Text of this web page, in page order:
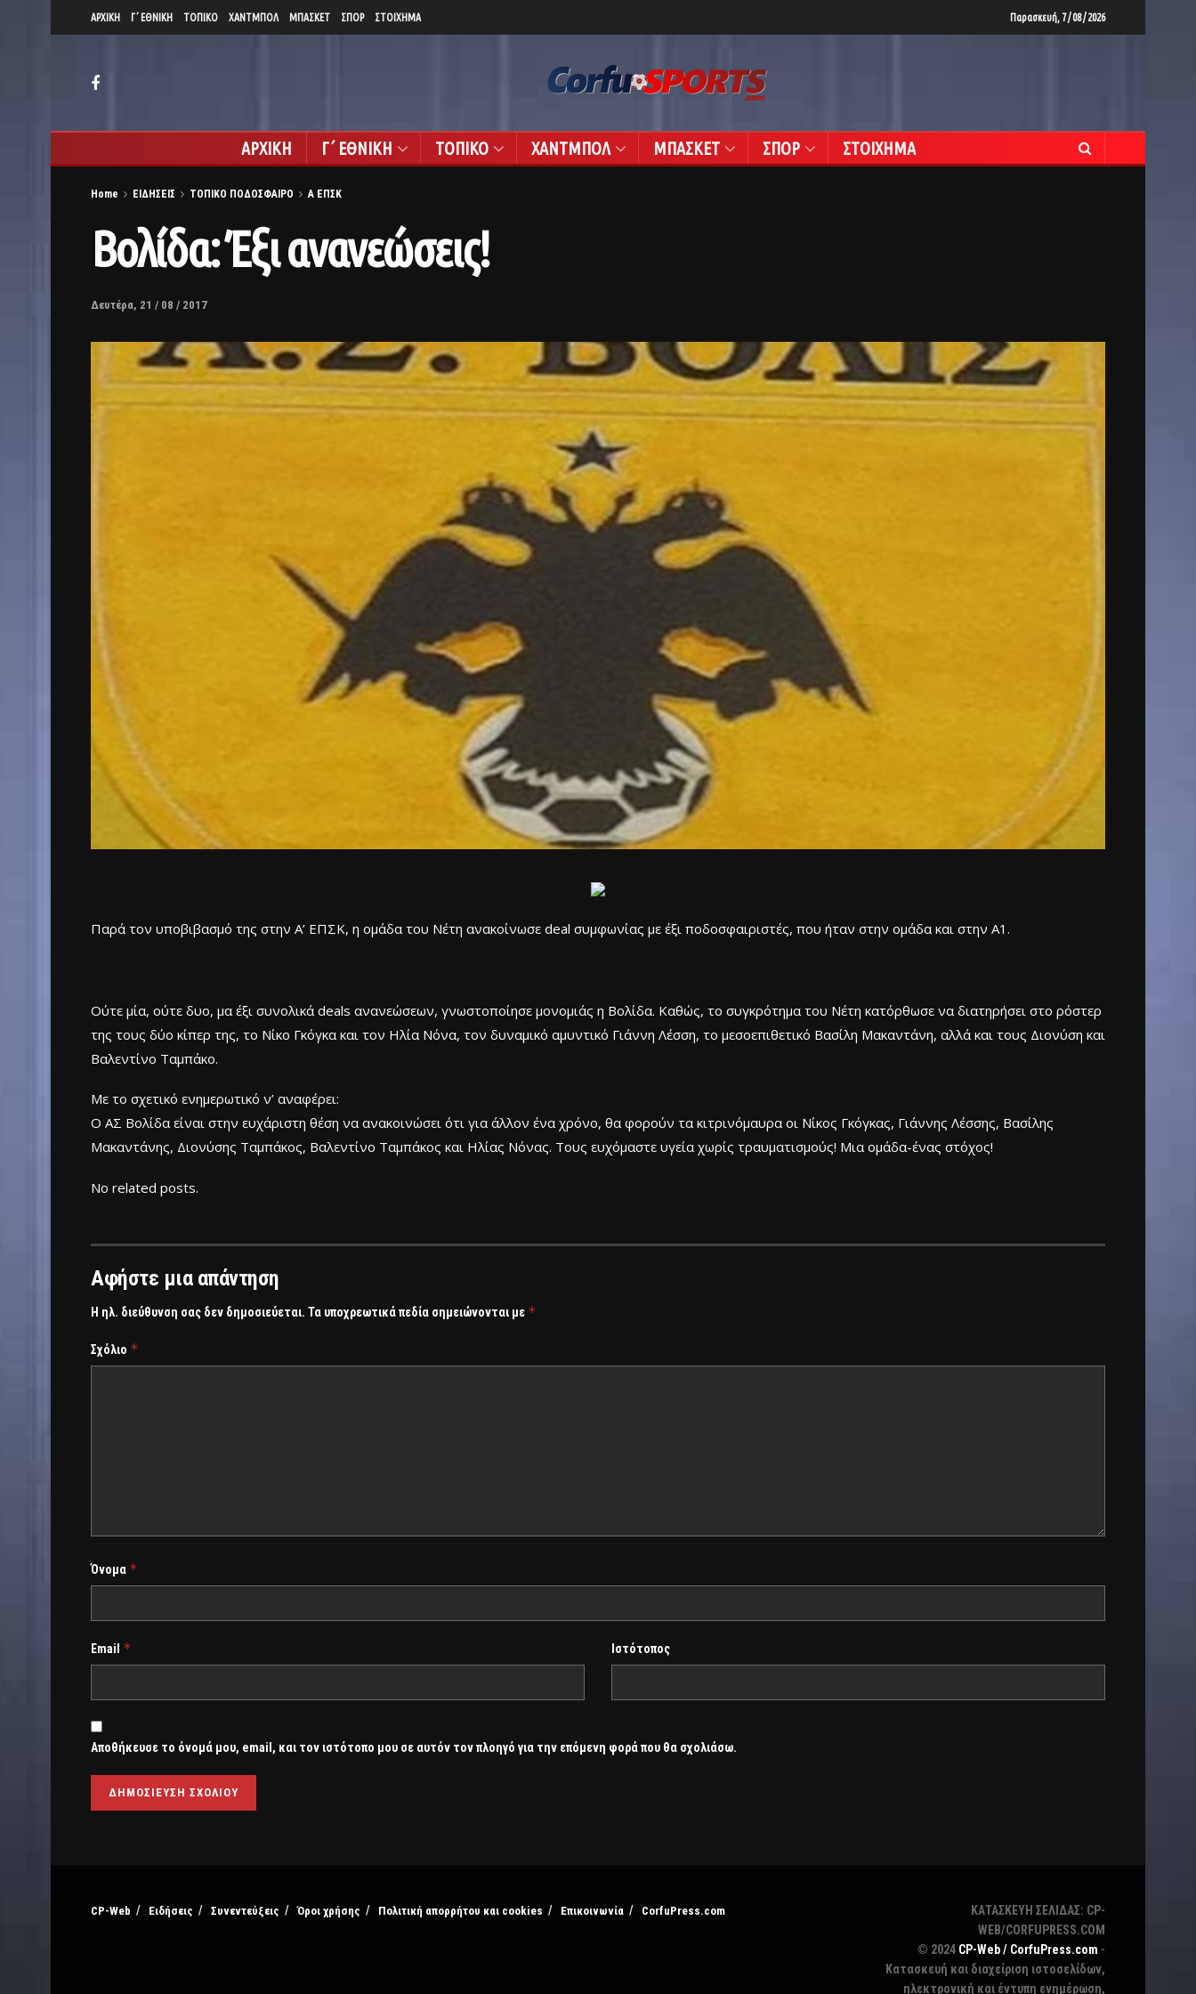
ΑΡΧΙΚΗ Γ΄ ΕΘΝΙΚΗ ΤΟΠΙΚΟ ΧΑΝΤΜΠΟΛ ΜΠΑΣΚΕΤ ΣΠΟΡ ΣΤΟΙΧΗΜΑ Παρασκευή, 7 / 08 / 2026
ΑΡΧΙΚΗ Γ΄ ΕΘΝΙΚΗ ΤΟΠΙΚΟ ΧΑΝΤΜΠΟΛ ΜΠΑΣΚΕΤ ΣΠΟΡ ΣΤΟΙΧΗΜΑ
Home ΕΙΔΗΣΕΙΣ ΤΟΠΙΚΟ ΠΟΔΟΣΦΑΙΡΟ Α ΕΠΣΚ
Βολίδα: Έξι ανανεώσεις!
Δευτέρα, 21 / 08 / 2017
Παρά τον υποβιβασμό της στην Α’ ΕΠΣΚ, η ομάδα του Νέτη ανακοίνωσε deal συμφωνίας με έξι ποδοσφαιριστές, που ήταν στην ομάδα και στην Α1.
Ούτε μία, ούτε δυο, μα έξι συνολικά deals ανανεώσεων, γνωστοποίησε μονομιάς η Βολίδα. Καθώς, το συγκρότημα του Νέτη κατόρθωσε να διατηρήσει στο ρόστερ
της τους δύο κίπερ της, το Νίκο Γκόγκα και τον Ηλία Νόνα, τον δυναμικό αμυντικό Γιάννη Λέσση, το μεσοεπιθετικό Βασίλη Μακαντάνη, αλλά και τους Διονύση και
Βαλεντίνο Ταμπάκο.
Με το σχετικό ενημερωτικό ν’ αναφέρει:
Ο ΑΣ Βολίδα είναι στην ευχάριστη θέση να ανακοινώσει ότι για άλλον ένα χρόνο, θα φορούν τα κιτρινόμαυρα οι Νίκος Γκόγκας, Γιάννης Λέσσης, Βασίλης
Μακαντάνης, Διονύσης Ταμπάκος, Βαλεντίνο Ταμπάκος και Ηλίας Νόνας. Τους ευχόμαστε υγεία χωρίς τραυματισμούς! Μια ομάδα-ένας στόχος!
No related posts.
Αφήστε μια απάντηση
Η ηλ. διεύθυνση σας δεν δημοσιεύεται. Τα υποχρεωτικά πεδία σημειώνονται με *
Σχόλιο *
Όνομα *
Email * Ιστότοπος
Αποθήκευσε το όνομά μου, email, και τον ιστότοπο μου σε αυτόν τον πλοηγό για την επόμενη φορά που θα σχολιάσω.
CP-Web Ειδήσεις Συνεντεύξεις Όροι χρήσης Πολιτική απορρήτου και cookies Επικοινωνία CorfuPress.com
ΚΑΤΑΣΚΕΥΗ ΣΕΛΙΔΑΣ: CP-
WEB/CORFUPRESS.COM
© 2024 CP-Web / CorfuPress.com -
Κατασκευή και διαχείριση ιστοσελίδων,
ηλεκτρονική και έντυπη ενημέρωση,